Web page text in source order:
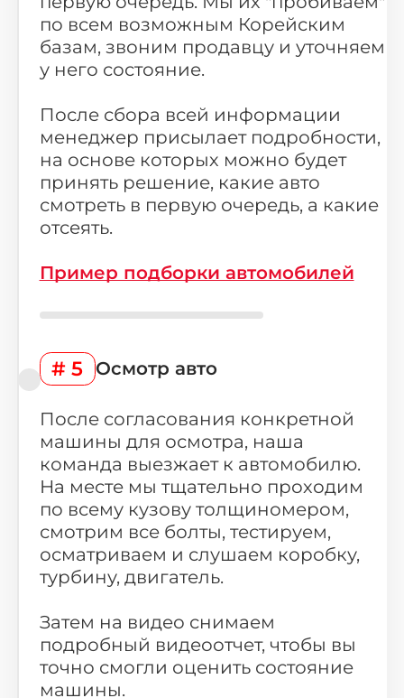
по всем возможным Корейским
базам, звоним продавцу и уточняем
у него состояние.
После сбора всей информации
менеджер присылает подробности,
на основе которых можно будет
принять решение, какие авто
смотреть в первую очередь, а какие
отсеять.
Пример подборки автомобилей
# 5 Осмотр авто
После согласования конкретной
машины для осмотра, наша
команда выезжает к автомобилю.
На месте мы тщательно проходим
по всему кузову толщиномером,
смотрим все болты, тестируем,
осматриваем и слушаем коробку,
турбину, двигатель.
Затем на видео снимаем
подробный видеоотчет, чтобы вы
точно смогли оценить состояние
машины.